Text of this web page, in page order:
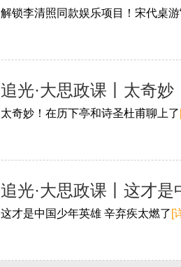
解锁李清照同款娱乐项目！宋代桌游
追光·大思政课丨太奇
太奇妙！在历下亭和诗圣杜甫聊上了
追光·大思政课丨这才
这才是中国少年英雄 辛弃疾太燃了 [